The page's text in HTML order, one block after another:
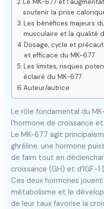
Le MK-677 et
soutenir la prise
Les bénéfices majeurs
musculaire et la qualité
Dosage, cycle et
et efficace du MK-677
Les limites, risques
éclairé du MK-677
Auteur/autrice
Le rôle fondamental du
l’hormone de croissance et
Le MK-677 agit
ghréline, une hormone
de faim tout en
croissance (GH) et d’IGF-
Ces deux hormones
métabolisme et le
de leur taux favorise la